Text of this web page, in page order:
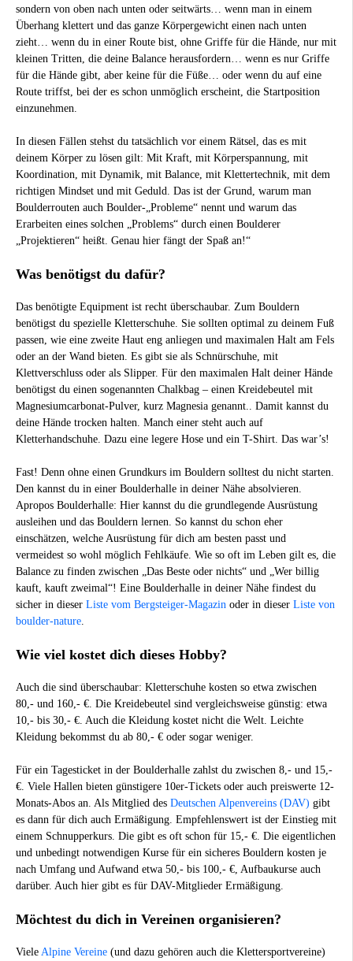
sondern von oben nach unten oder seitwärts… wenn man in einem
Überhang klettert und das ganze Körpergewicht einen nach unten
zieht… wenn du in einer Route bist, ohne Griffe für die Hände, nur mit
kleinen Tritten, die deine Balance herausfordern… wenn es nur Griffe
für die Hände gibt, aber keine für die Füße… oder wenn du auf eine
Route triffst, bei der es schon unmöglich erscheint, die Startposition
einzunehmen.
In diesen Fällen stehst du tatsächlich vor einem Rätsel, das es mit
deinem Körper zu lösen gilt: Mit Kraft, mit Körperspannung, mit
Koordination, mit Dynamik, mit Balance, mit Klettertechnik, mit dem
richtigen Mindset und mit Geduld. Das ist der Grund, warum man
Boulderrouten auch Boulder-„Probleme“ nennt und warum das
Erarbeiten eines solchen „Problems“ durch einen Boulderer
„Projektieren“ heißt. Genau hier fängt der Spaß an!“
Was benötigst du dafür?
Das benötigte Equipment ist recht überschaubar. Zum Bouldern
benötigst du spezielle Kletterschuhe. Sie sollten optimal zu deinem Fuß
passen, wie eine zweite Haut eng anliegen und maximalen Halt am Fels
oder an der Wand bieten. Es gibt sie als Schnürschuhe, mit
Klettverschluss oder als Slipper. Für den maximalen Halt deiner Hände
benötigst du einen sogenannten Chalkbag – einen Kreidebeutel mit
Magnesiumcarbonat-Pulver, kurz Magnesia genannt.. Damit kannst du
deine Hände trocken halten. Manch einer steht auch auf
Kletterhandschuhe. Dazu eine legere Hose und ein T-Shirt. Das war’s!
Fast! Denn ohne einen Grundkurs im Bouldern solltest du nicht starten.
Den kannst du in einer Boulderhalle in deiner Nähe absolvieren.
Apropos Boulderhalle: Hier kannst du die grundlegende Ausrüstung
ausleihen und das Bouldern lernen. So kannst du schon eher
einschätzen, welche Ausrüstung für dich am besten passt und
vermeidest so wohl möglich Fehlkäufe. Wie so oft im Leben gilt es, die
Balance zu finden zwischen „Das Beste oder nichts“ und „Wer billig
kauft, kauft zweimal“! Eine Boulderhalle in deiner Nähe findest du
sicher in dieser Liste vom Bergsteiger-Magazin oder in dieser Liste von
boulder-nature
Wie viel kostet dich dieses Hobby?
Auch die sind überschaubar: Kletterschuhe kosten so etwa zwischen
80,- und 160,- €. Die Kreidebeutel sind vergleichsweise günstig: etwa
10,- bis 30,- €. Auch die Kleidung kostet nicht die Welt. Leichte
Kleidung bekommst du ab 80,- € oder sogar weniger.
Für ein Tagesticket in der Boulderhalle zahlst du zwischen 8,- und 15,-
€. Viele Hallen bieten günstigere 10er-Tickets oder auch preiswerte 12-
Monats-Abos an. Als Mitglied des Deutschen Alpenvereins (DAV) gibt
es dann für dich auch Ermäßigung. Empfehlenswert ist der Einstieg mit
einem Schnupperkurs. Die gibt es oft schon für 15,- €. Die eigentlichen
und unbedingt notwendigen Kurse für ein sicheres Bouldern kosten je
nach Umfang und Aufwand etwa 50,- bis 100,- €, Aufbaukurse auch
darüber. Auch hier gibt es für DAV-Mitglieder Ermäßigung.
Möchtest du dich in Vereinen organisieren?
Viele Alpine Vereine (und dazu gehören auch die Klettersportvereine)